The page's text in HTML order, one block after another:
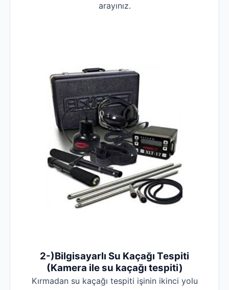
arayınız.
2-)Bilgisayarlı Su Kaçağı Tespiti
(Kamera ile su kaçağı tespiti)
Kırmadan su kaçağı tespiti işinin ikinci yolu